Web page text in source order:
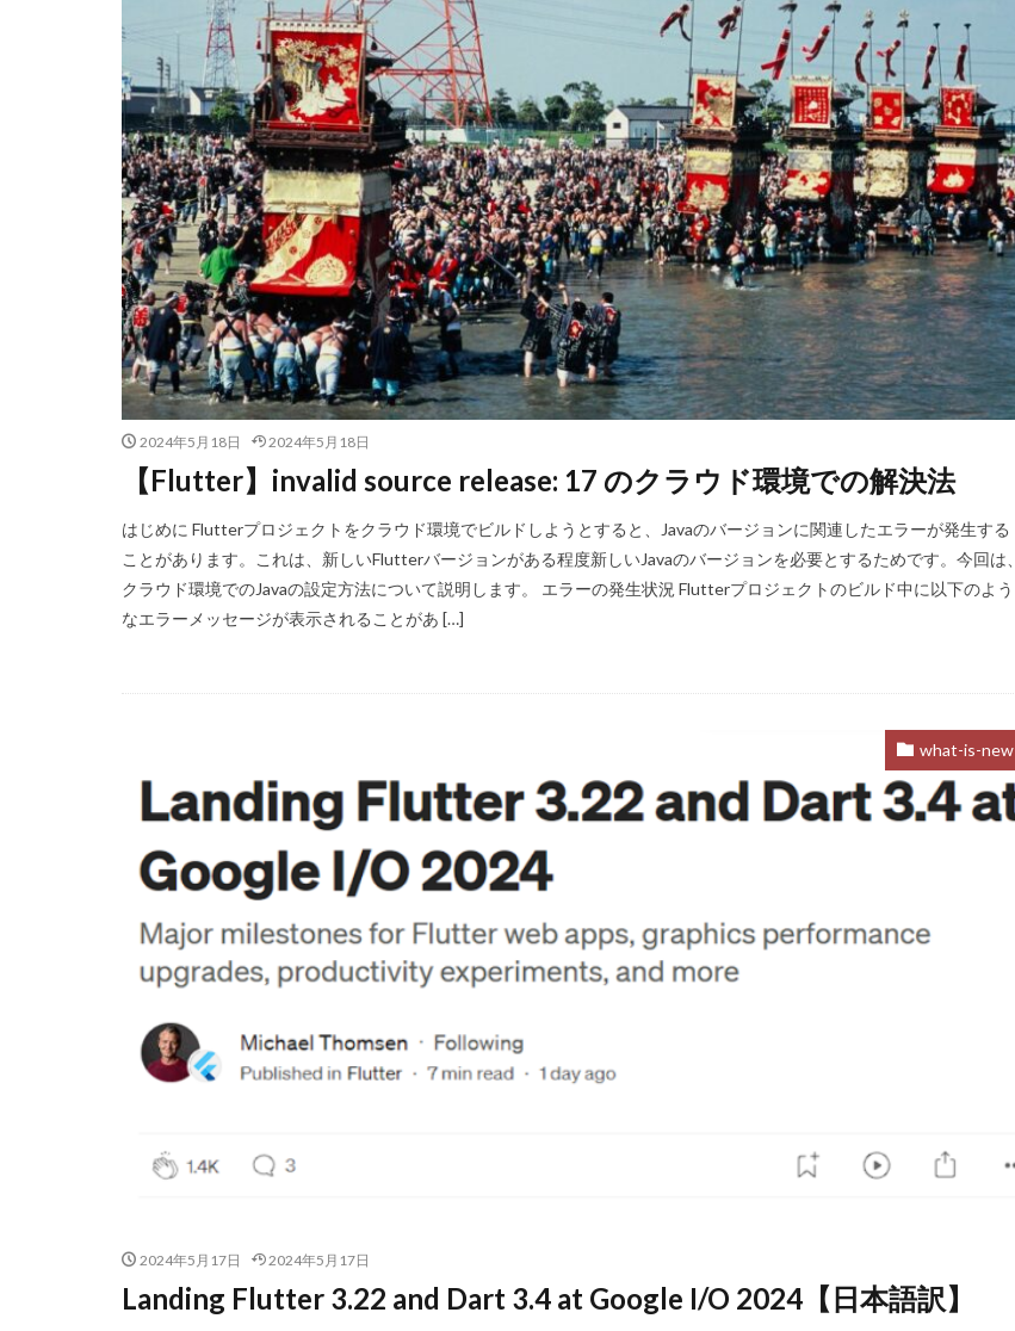
2024年5月18日 2024年5月18日
【Flutter】invalid source release: 17 のクラウド環境での解決法
はじめに Flutterプロジェクトをクラウド環境でビルドしようとすると、Javaのバージョンに関連したエラーが発生する
ことがあります。これは、新しいFlutterバージョンがある程度新しいJavaのバージョンを必要とするためです。今回は、
クラウド環境でのJavaの設定方法について説明します。 エラーの発生状況 Flutterプロジェクトのビルド中に以下のよう
なエラーメッセージが表示されることがあ […]
what-is-new
2024年5月17日 2024年5月17日
Landing Flutter 3.22 and Dart 3.4 at Google I/O 2024【日本語訳】